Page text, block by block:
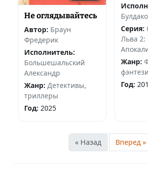
Не оглядывайтесь
Автор: Браун
Фредерик
Исполнитель:
Большешальский
Александр
Жанр: Детективы,
триллеры
Год: 2025
Серия:
Льва 2:
Жанр:
фэнтези
Год:
« Назад Вперед »